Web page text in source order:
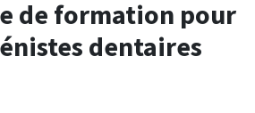
de formation pour
dentaires